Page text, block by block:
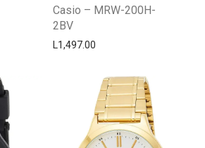
Casio – MRW-200H-
2BV
L1,497.00